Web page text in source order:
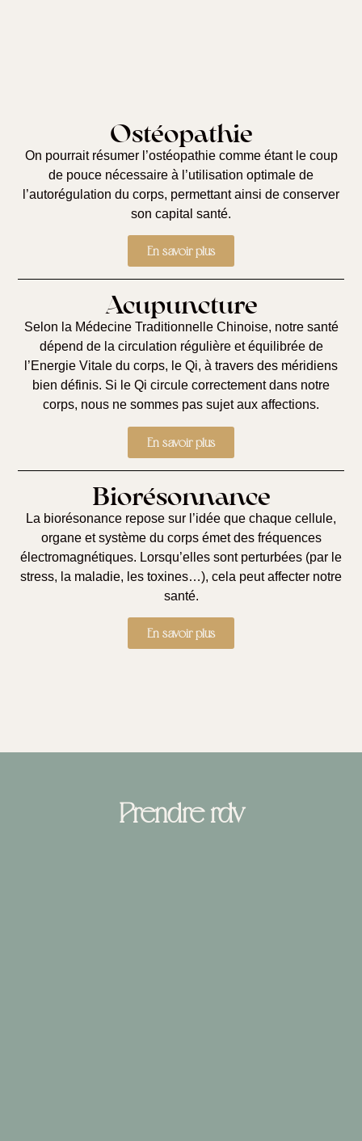
Ostéopathie
On pourrait résumer l’ostéopathie comme étant le coup
de pouce nécessaire à l’utilisation optimale de
l’autorégulation du corps, permettant ainsi de conserver
son capital santé.
En savoir plus
Acupuncture
Selon la Médecine Traditionnelle Chinoise, notre santé
dépend de la circulation régulière et équilibrée de
l’Energie Vitale du corps, le Qi, à travers des méridiens
bien définis. Si le Qi circule correctement dans notre
corps, nous ne sommes pas sujet aux affections.
En savoir plus
Biorésonnance
La biorésonance repose sur l’idée que chaque cellule,
organe et système du corps émet des fréquences
électromagnétiques. Lorsqu’elles sont perturbées (par le
stress, la maladie, les toxines…), cela peut affecter notre
santé.
En savoir plus
Prendre rdv